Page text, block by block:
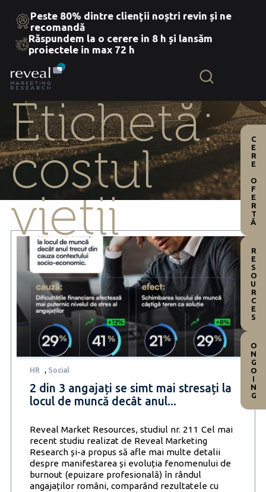
Skip
the
content
Peste 80% dintre clienții noștri revin și ne
recomandă
Răspundem la o cerere in 8 h și lansăm
proiectele in max 72 h
Etichetă:
costul
vietii
HR , Social
2 din 3 angajați se simt mai stresați la
locul de muncă decât anul...
Reveal Market Resources, studiul nr. 211 Cel mai
recent studiu realizat de Reveal Marketing
Research și-a propus să afle mai multe detalii
despre manifestarea și evoluția fenomenului de
burnout (epuizare profesională) în rândul
angajaților români, comparând rezultatele cu
CERE OFERTĂ
RESOURCES
ONGOING